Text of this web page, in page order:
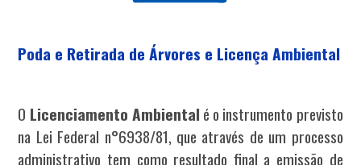
Poda e Retirada de Árvores e Licença Ambiental
O Licenciamento Ambiental é o instrumento previsto
na Lei Federal n°6938/81, que através de um processo
administrativo tem como resultado final a emissão de